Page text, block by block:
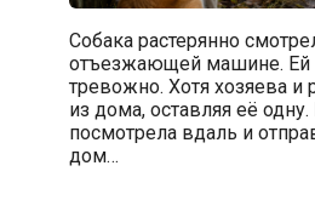
Собака растерянно
отъезжающей машине. Ей
тревожно. Хотя хозяева
из дома, оставляя её
посмотрела вдаль и
дом…